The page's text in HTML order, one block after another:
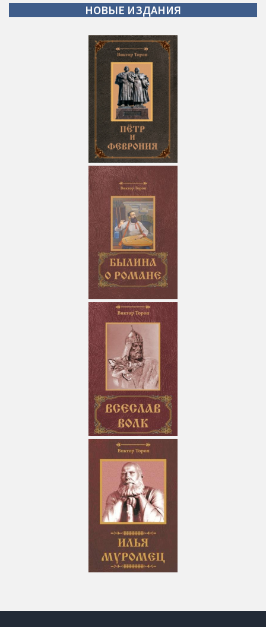
НОВЫЕ ИЗДАНИЯ